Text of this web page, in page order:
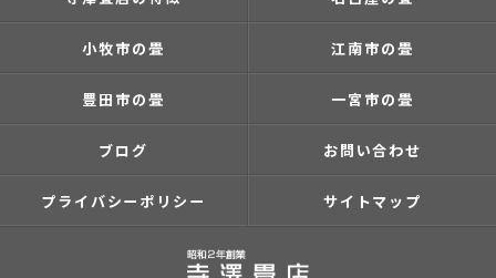
小牧市の畳 江南市の畳
豊田市の畳 一宮市の畳
ブログ お問い合わせ
プライバシーポリシー サイトマップ